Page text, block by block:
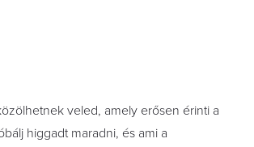
veled, amely erősen érinti a
higgadt maradni, és ami a